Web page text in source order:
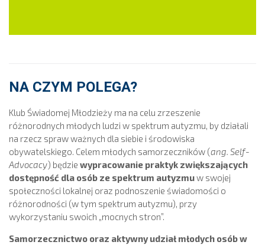
NA CZYM POLEGA?
Klub Świadomej Młodzieży ma na celu zrzeszenie
różnorodnych młodych ludzi w spektrum autyzmu, by działali
na rzecz spraw ważnych dla siebie i środowiska
obywatelskiego. Celem młodych samorzeczników (ang. Self-
Advocacy) będzie wypracowanie praktyk zwiększających
dostępność dla osób ze spektrum autyzmuw swojej
społeczności lokalnej oraz podnoszenie świadomości o
różnorodności (w tym spektrum autyzmu), przy
wykorzystaniu swoich „mocnych stron”.
Samorzecznictwo oraz aktywny udział młodych osób w